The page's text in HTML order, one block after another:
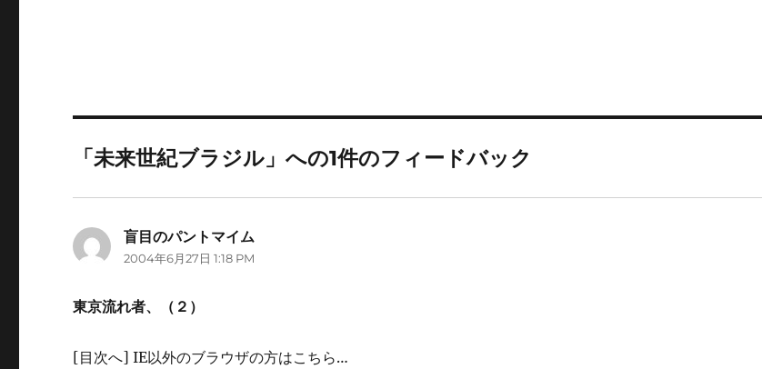
き
)
し
ィ
ン
で
「未来世紀ブラジル」への1件のフィードバック
盲目のパントマイム
2004年6月27日 1:18 PM
東京流れ者、（２）
[目次へ] IE以外のブラウザの方はこちら…